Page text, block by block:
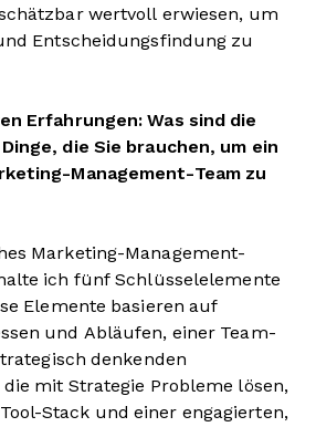
wertvoll erwiesen, um
Entscheidungsfindung zu
Erfahrungen: Was sind die
die Sie brauchen, um ein
Management-Team zu
Marketing-Management-
ich fünf Schlüsselelemente
Elemente basieren auf
und Abläufen, einer Team-
denkenden
mit Strategie Probleme lösen,
Stack und einer engagierten,